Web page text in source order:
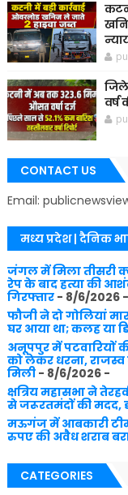
जिले
वर्ष
CONTACT US
Email:
मध्य प्रदेश | दैनिक
जंगल में मिला तीसरी
रेप के बाद हत्या की
गिरफ्तार- 8/6/2026-
फौजी ने दो गोलियां
घर आया था; कलह या
अनूपपुर में पटवारियों
को लेकर धरना, राजस्व
मिली- 8/6/2026-
क्षत्रिय महासभा ने
से जरूरतमंदों की मदद,
मऊगंज में आबकारी टीम
रुपए की अवैध शराब
CATEGORIES